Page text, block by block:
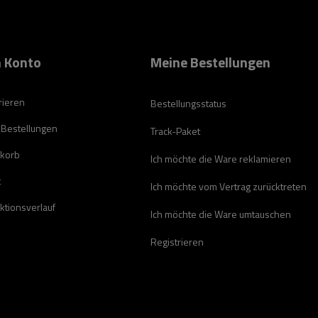
Konto Meine Bestellungen
Bestellungsstatus
Track-Paket
Ich möchte die Ware reklamieren
Ich möchte vom Vertrag zurücktreten
Ich möchte die Ware umtauschen
Registrieren